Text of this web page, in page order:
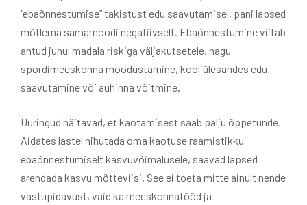
“ebaõnnestumise” takistust edu saavutamisel, pani lapsed
mõtlema samamoodi negatiivselt. Ebaõnnestumine viitab
antud juhul madala riskiga väljakutsetele, nagu
spordimeeskonna moodustamine, kooliülesandes edu
saavutamine või auhinna võitmine.
Uuringud näitavad, et kaotamisest saab palju õppetunde.
Aidates lastel nihutada oma kaotuse raamistikku
ebaõnnestumiselt kasvuvõimalusele, saavad lapsed
arendada kasvu mõtteviisi. See ei toeta mitte ainult nende
vastupidavust, vaid ka meeskonnatööd ja